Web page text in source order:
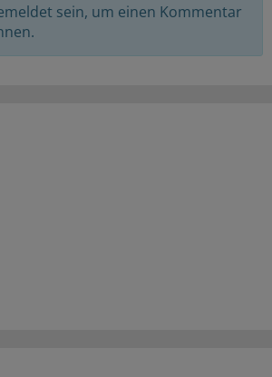
sein, um einen Kommentar